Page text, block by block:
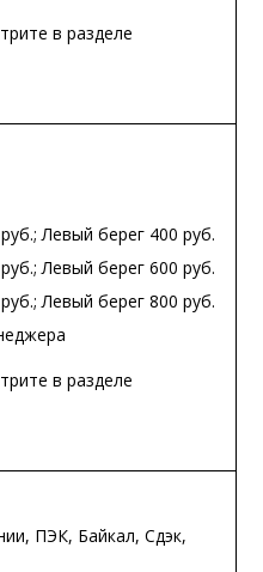
в разделе
Левый берег 400 руб.
Левый берег 600 руб.
Левый берег 800 руб.
в разделе
ПЭК, Байкал, Сдэк,